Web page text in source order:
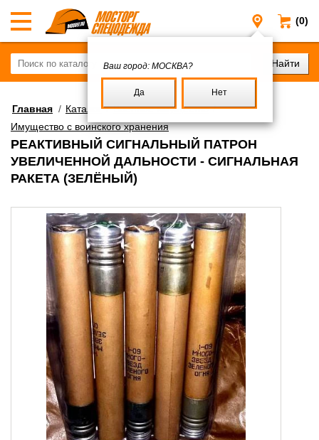
(0)
Москва
Ваш город: МОСКВА?
Да Нет
Главная / Каталог/Военное имущество/
Имущество с воинского хранения
РЕАКТИВНЫЙ СИГНАЛЬНЫЙ ПАТРОН
УВЕЛИЧЕННОЙ ДАЛЬНОСТИ - СИГНАЛЬНАЯ
РАКЕТА (ЗЕЛЁНЫЙ)